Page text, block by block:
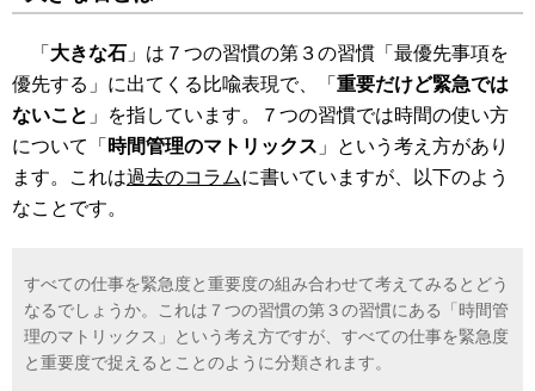
「 大きな石 」は７つの習慣の第３の習慣「最優先事項を
優先する」に出てくる比喩表現で、「 重要だけど緊急では
ないこと 」を指しています。７つの習慣では時間の使い方
について「 時間管理のマトリックス 」という考え方があり
ます。これは過去のコラムに書いていますが、以下のよう
なことです。
すべての仕事を緊急度と重要度の組み合わせて考えてみるとどう
なるでしょうか。これは７つの習慣の第３の習慣にある「時間管
理のマトリックス」という考え方ですが、すべての仕事を緊急度
と重要度で捉えるとことのように分類されます。